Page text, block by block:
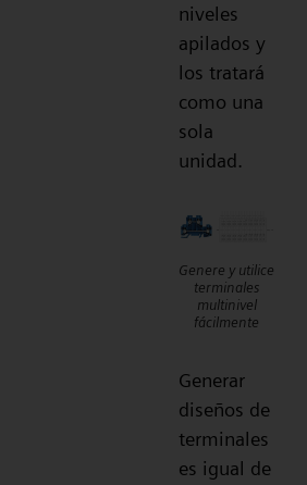
niveles
apilados y
los tratará
como una
sola
unidad.
Genere y utilice
terminales
multinivel
fácilmente
Generar
diseños de
terminales
es igual de